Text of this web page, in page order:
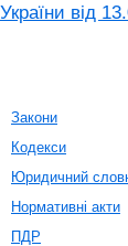
України від
Закони
Кодекси
Юридичний
Нормативні акти
ПДР